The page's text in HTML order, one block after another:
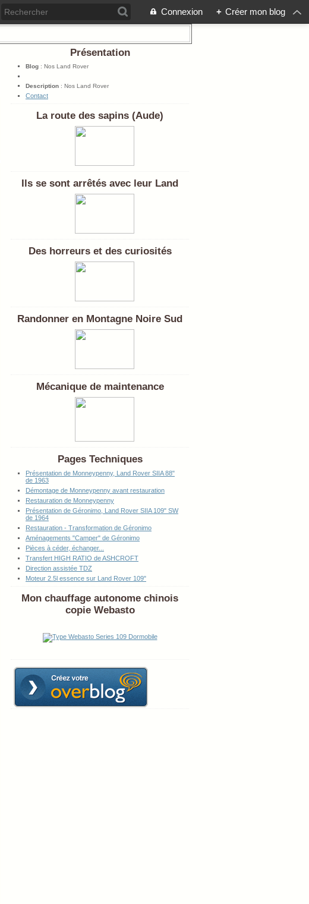
Connexion + Créer mon blog
Présentation
Blog : Nos Land Rover
Description : Nos Land Rover
Contact
La route des sapins (Aude)
Ils se sont arrêtés avec leur Land
Des horreurs et des curiosités
Randonner en Montagne Noire Sud
Mécanique de maintenance
Pages Techniques
Présentation de Monneypenny, Land Rover SIIA 88"
de 1963
Démontage de Monneypenny avant restauration
Restauration de Monneypenny
Présentation de Géronimo, Land Rover SIIA 109" SW
de 1964
Restauration - Transformation de Géronimo
Aménagements "Camper" de Géronimo
Pièces à céder, échanger...
Transfert HIGH RATIO de ASHCROFT
Direction assistée TDZ
Moteur 2.5l essence sur Land Rover 109"
Mon chauffage autonome chinois
copie Webasto